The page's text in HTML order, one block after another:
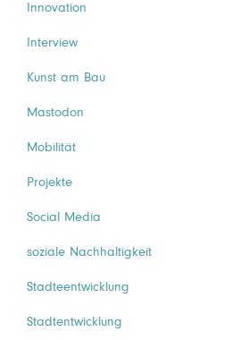
Innovation
Interview
Kunst am Bau
Mastodon
Mobilität
Projekte
Social Media
soziale Nachhaltigkeit
Stadteentwicklung
Stadtentwicklung